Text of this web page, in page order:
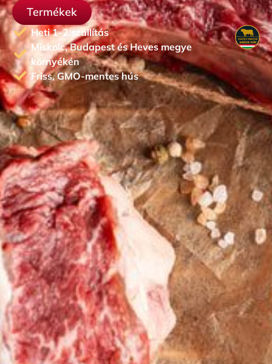
Termékek
Heti 1-2 szállítás
Miskolc, Budapest és Heves megye
környékén
Friss, GMO-mentes hús